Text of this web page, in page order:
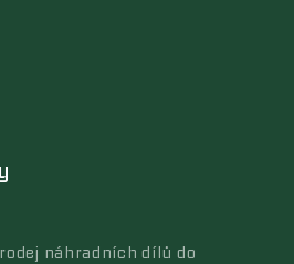
náhradních dílů do